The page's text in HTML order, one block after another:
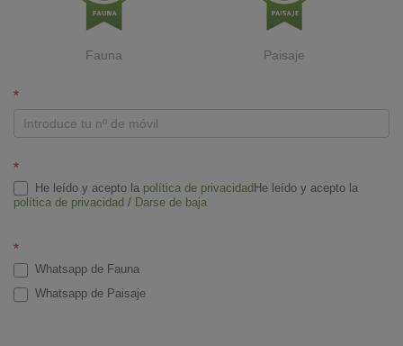
Fauna Paisaje
W
h
a
a
*
*
He leído y acepto la política de privacidad He leído y acepto la
política de privacidad / Darse de baja
*
Whatsapp de Fauna
Whatsapp de Paisaje